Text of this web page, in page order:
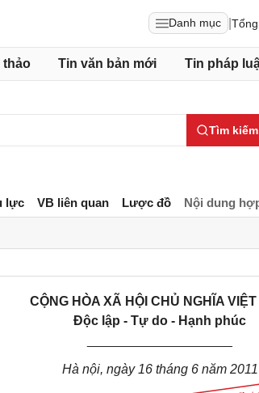
Danh mục
thảo Tin văn bản mới Tin pháp
Tìm kiếm
lực VB liên quan Lược đồ Nội dung
CỘNG HÒA XÃ HỘI CHỦ NGHĨA VIỆT
Độc lập - Tự do - Hạnh phúc
Hà nội, ngày 16 tháng 6 năm 2011